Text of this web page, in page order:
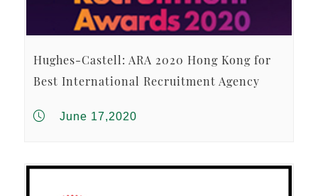
Hughes-Castell: ARA 2020 Hong Kong for
Best International Recruitment Agency
June 17,2020